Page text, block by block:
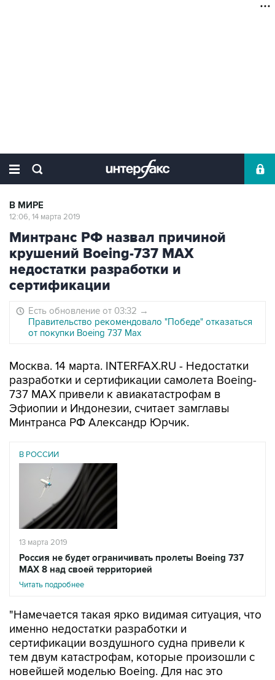
В МИРЕ
12:06, 14 марта 2019
Минтранс РФ назвал причиной
крушений Boeing-737 MAX
недостатки разработки и
сертификации
Есть обновление от 03:32 →
Правительство рекомендовало "Победе" отказаться
от покупки Boeing 737 Max
Москва. 14 марта. INTERFAX.RU - Недостатки
разработки и сертификации самолета Boeing-
737 MAX привели к авиакатастрофам в
Эфиопии и Индонезии, считает замглавы
Минтранса РФ Александр Юрчик.
В РОССИИ
13 марта 2019
Россия не будет ограничивать пролеты Boeing 737
MAX 8 над своей территорией
Читать подробнее
"Намечается такая ярко видимая ситуация, что
именно недостатки разработки и
сертификации воздушного судна привели к
тем двум катастрофам, которые произошли с
новейшей моделью Boeing. Для нас это